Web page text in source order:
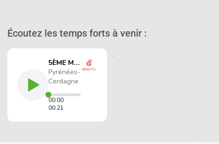
Écoutez les temps forts à venir :